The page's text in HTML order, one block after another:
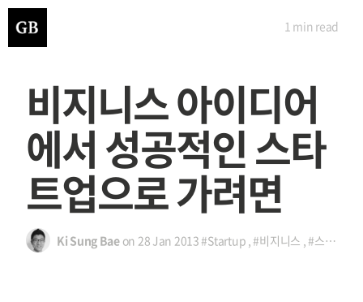
비지니스 아이디어
에서 성공적인 스타
트업으로 가려면
Ki Sung Baeon 28 Jan 2013#Startup ,#비지니스 ,#스타트업
1 min read